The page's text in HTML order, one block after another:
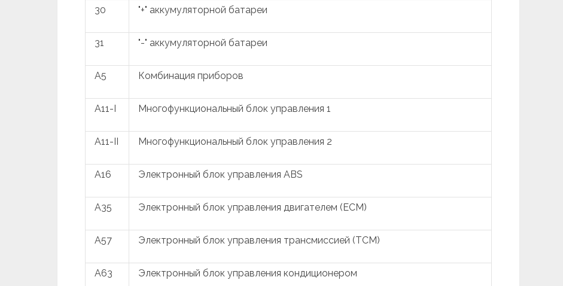
30 "+" аккумуляторной батареи
31 "-" аккумуляторной батареи
A5 Комбинация приборов
A11-I Многофункциональный блок управления 1
A11-II Многофункциональный блок управления 2
A16 Электронный блок управления ABS
A35 Электронный блок управления двигателем (ECM)
A57 Электронный блок управления трансмиссией (TCM)
A63 Электронный блок управления кондиционером